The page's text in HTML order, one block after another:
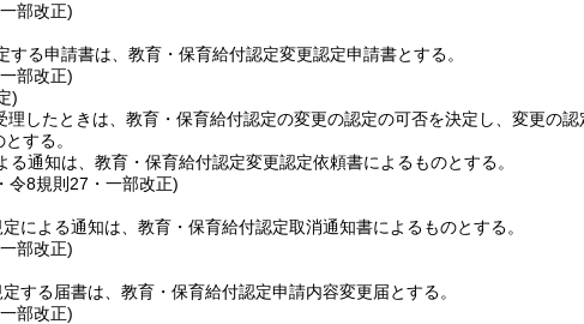
部改正)
る申請書は、教育・保育給付認定変更認定申請書とする。
部改正)
)
理したときは、教育・保育給付認定の変更の認定の可否を決定し、変更の
する。
通知は、教育・保育給付認定変更認定依頼書によるものとする。
令8規則27・一部改正)
による通知は、教育・保育給付認定取消通知書によるものとする。
部改正)
する届書は、教育・保育給付認定申請内容変更届とする。
部改正)